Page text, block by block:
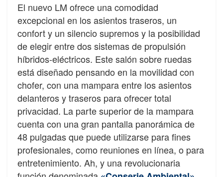
El nuevo LM ofrece una comodidad
excepcional en los asientos traseros, un
confort y un silencio supremos y la posibilidad
de elegir entre dos sistemas de propulsión
híbridos-eléctricos. Este salón sobre ruedas
está diseñado pensando en la movilidad con
chofer, con una mampara entre los asientos
delanteros y traseros para ofrecer total
privacidad. La parte superior de la mampara
cuenta con una gran pantalla panorámica de
48 pulgadas que puede utilizarse para fines
profesionales, como reuniones en línea, o para
entretenimiento. Ah, y una revolucionaria